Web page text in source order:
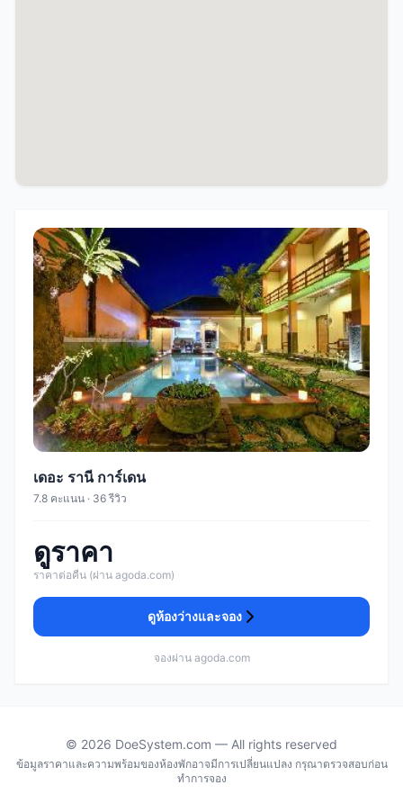
เดอะ รานี การ์เดน
7.8 คะแนน · 36 รีวิว
ดูราคา
ราคาต่อคืน (ผ่าน agoda.com)
ดูห้องว่างและจอง
จองผ่าน agoda.com
© 2026 DoeSystem.com — All rights reserved
ข้อมูลราคาและความพร้อมของห้องพักอาจมีการเปลี่ยนแปลง กรุณาตรวจสอบก่อน
ทำการจอง